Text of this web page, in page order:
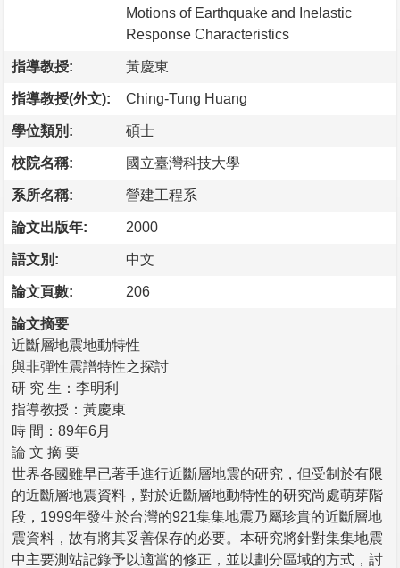
Motions of Earthquake and Inelastic
Response Characteristics
指導教授: 黃慶東
指導教授(外文): Ching-Tung Huang
學位類別: 碩士
校院名稱: 國立臺灣科技大學
系所名稱: 營建工程系
論文出版年: 2000
語文別: 中文
論文頁數: 206
論文摘要
近斷層地震地動特性
與非彈性震譜特性之探討
研 究 生：李明利
指導教授：黃慶東
時 間：89年6月
論 文 摘 要
世界各國雖早已著手進行近斷層地震的研究，但受制於有限
的近斷層地震資料，對於近斷層地動特性的研究尚處萌芽階
段，1999年發生於台灣的921集集地震乃屬珍貴的近斷層地
震資料，故有將其妥善保存的必要。本研究將針對集集地震
中主要測站記錄予以適當的修正，並以劃分區域的方式，討